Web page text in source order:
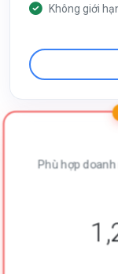
Không giới
Phù hợp